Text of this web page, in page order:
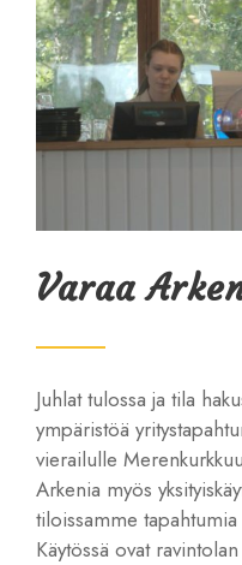
Varaa
Juhlat tulossa ja tila
ympäristöä
vierailulle
Arkenia myös
tiloissamme
Käytössä ovat